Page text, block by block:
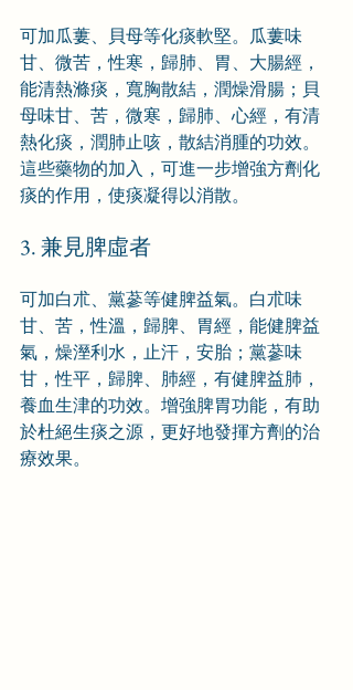
可加瓜蔞、貝母等化痰軟堅。瓜蔞味
甘、微苦，性寒，歸肺、胃、大腸經，
能清熱滌痰，寬胸散結，潤燥滑腸；貝
母味甘、苦，微寒，歸肺、心經，有清
熱化痰，潤肺止咳，散結消腫的功效。
這些藥物的加入，可進一步增強方劑化
痰的作用，使痰凝得以消散。
3. 兼見脾虛者
可加白朮、黨蔘等健脾益氣。白朮味
甘、苦，性溫，歸脾、胃經，能健脾益
氣，燥溼利水，止汗，安胎；黨蔘味
甘，性平，歸脾、肺經，有健脾益肺，
養血生津的功效。增強脾胃功能，有助
於杜絕生痰之源，更好地發揮方劑的治
療效果。